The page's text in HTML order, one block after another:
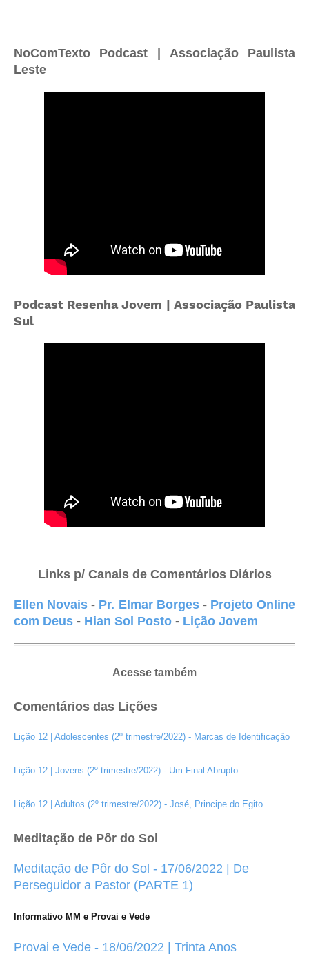
NoComTexto Podcast | Associação Paulista
Leste
Podcast Resenha Jovem | Associação Paulista
Sul
Links p/ Canais de Comentários Diários
Ellen Novais - Pr. Elmar Borges- Projeto Online
com Deus - Hian Sol Posto - Lição Jovem
Acesse também
Comentários das Lições
Lição 12 | Adolescentes (2º trimestre/2022) - Marcas de Identificação
Lição 12 | Jovens (2º trimestre/2022) - Um Final Abrupto
Lição 12 | Adultos (2º trimestre/2022) - José, Principe do Egito
Meditação de Pôr do Sol
Meditação de Pôr do Sol - 17/06/2022 | De
Perseguidor a Pastor (PARTE 1)
Informativo MM e Provai e Vede
Provai e Vede - 18/06/2022 | Trinta Anos